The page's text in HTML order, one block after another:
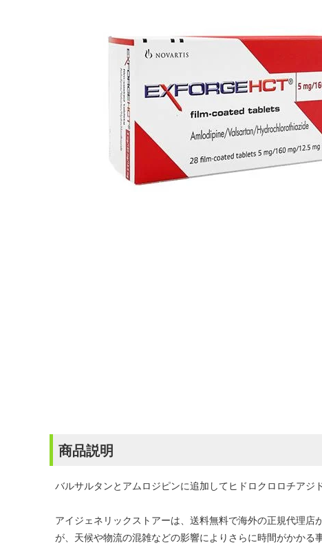
商品説明
バルサルタンとアムロジピンに追加してヒドロクロロチアジ
アイジェネリックストアーは、送料無料で海外の正規代理
が、天候や物流の混雑などの影響によりさらに時間がかかる